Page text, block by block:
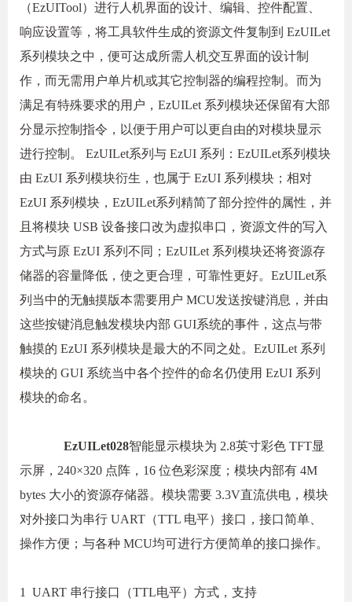
（EzUITool）进行人机界面的设计、编辑、控件配置、
响应设置等，将工具软件生成的资源文件复制到 EzUILet
系列模块之中，便可达成所需人机交互界面的设计制
作，而无需用户单片机或其它控制器的编程控制。而为
满足有特殊要求的用户，EzUILet 系列模块还保留有大部
分显示控制指令，以便于用户可以更自由的对模块显示
进行控制。 EzUILet系列与 EzUI 系列：EzUILet系列模块
由 EzUI 系列模块衍生，也属于 EzUI 系列模块；相对
EzUI 系列模块，EzUILet系列精简了部分控件的属性，并
且将模块 USB 设备接口改为虚拟串口，资源文件的写入
方式与原 EzUI 系列不同；EzUILet 系列模块还将资源存
储器的容量降低，使之更合理，可靠性更好。EzUILet系
列当中的无触摸版本需要用户 MCU发送按键消息，并由
这些按键消息触发模块内部 GUI系统的事件，这点与带
触摸的 EzUI 系列模块是最大的不同之处。EzUILet 系列
模块的 GUI 系统当中各个控件的命名仍使用 EzUI 系列
模块的命名。
EzUILet028智能显示模块为 2.8英寸彩色 TFT显
示屏，240×320 点阵，16 位色彩深度；模块内部有 4M
bytes 大小的资源存储器。模块需要 3.3V直流供电，模块
对外接口为串行 UART（TTL 电平）接口，接口简单、
操作方便；与各种 MCU均可进行方便简单的接口操作。
1 UART 串行接口（TTL电平）方式，支持